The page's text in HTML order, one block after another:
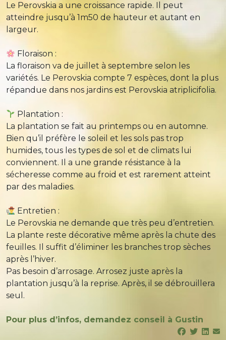
Le Perovskia a une croissance rapide. Il peut
atteindre jusqu’à 1m50 de hauteur et autant en
largeur.
Floraison :
La floraison va de juillet à septembre selon les
variétés. Le Perovskia compte 7 espèces, dont la plus
répandue dans nos jardins est Perovskia atriplicifolia.
Plantation :
La plantation se fait au printemps ou en automne.
Bien qu’il préfère le soleil et les sols pas trop
humides, tous les types de sol et de climats lui
conviennent. Il a une grande résistance à la
sécheresse comme au froid et est rarement atteint
par des maladies.
Entretien :
Le Perovskia ne demande que très peu d’entretien.
La plante reste décorative même après la chute des
feuilles. Il suffit d’éliminer les branches trop sèches
après l’hiver.
Pas besoin d’arrosage. Arrosez juste après la
plantation jusqu’à la reprise. Après, il se débrouillera
seul.
Pour plus d’infos, demandez conseil à Gustin